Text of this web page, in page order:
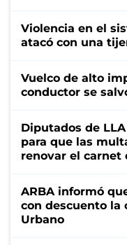
Violencia en el
atacó con una
Vuelco de alto
conductor se
Diputados de
para que las
renovar el carnet
ARBA informó
con descuento la
Urbano